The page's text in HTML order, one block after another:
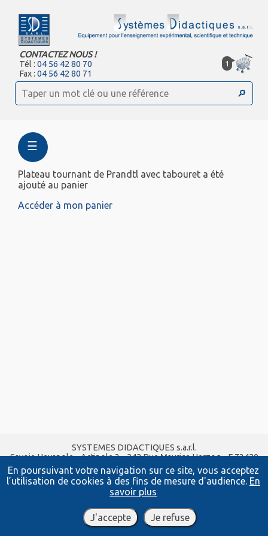
En poursuivant votre navigation sur ce site, vous acceptez
l’utilisation de cookies à des fins de mesure d'audience. En
savoir plus
J'accepte Je refuse
CONTACTEZ NOUS !
Tél :04 56 42 80 70
Fax :04 56 42 80 71
1
☰
Plateau tournant de Prandtl avec tabouret a été
ajouté au panier
Accéder à mon panier
SYSTEMES DIDACTIQUES s.a.r.l.
Savoie Hexapole - Actipole 3 - 242 Rue Maurice Herzog - F 73420
VIVIERS DU LAC
Tel : 04 56 42 80 70| Fax :04 56 42 80 71
xavier.granjon@systemes-didactiques.fr
www.systemes-didactiques.fr